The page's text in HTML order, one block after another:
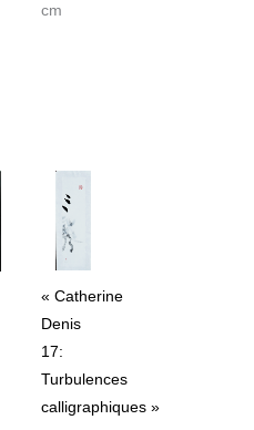
cm
« Catherine
Denis
17:
Turbulences
calligraphiques »